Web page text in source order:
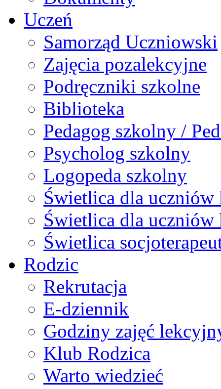
Uczeń
Samorząd Uczniowski
Zajęcia pozalekcyjne
Podręczniki szkolne
Biblioteka
Pedagog szkolny /
Psycholog szkolny
Logopeda szkolny
Świetlica dla uczniów
Świetlica dla
Świetlica
Rodzic
Rekrutacja
E-dziennik
Godziny zajęć
Klub Rodzica
Warto wiedzieć